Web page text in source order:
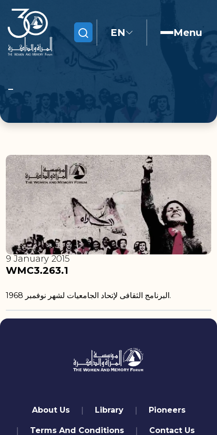
Search EN Menu
WMC3.263.1
9 January 2015
البرنامج الثقافى لإتحاد الجامعيات لشهر نوفمبر 1968.
quick links
About Us Library Pioneers
Terms And Conditions Contact Us